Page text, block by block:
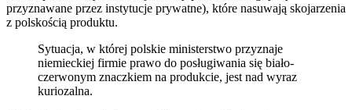
przyznawane przez instytucje prywatne), które nasuwają skojarzenia
z polskością produktu.
Sytuacja, w której polskie ministerstwo przyznaje
niemieckiej firmie prawo do posługiwania się biało-
czerwonym znaczkiem na produkcie, jest nad wyraz
kuriozalna.